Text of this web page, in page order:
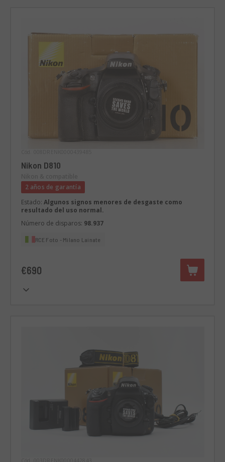
Nikon D810
2 años de garantía
Estado: Algunos signos menores de desgaste como
resultado del uso normal.
Número de disparos: 98.937
RCE Foto - Milano Lainate
€690